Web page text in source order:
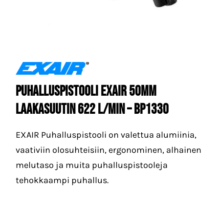
Puhalluspistooli EXAIR 50mm
laakasuutin 622 l/min – BP1330
EXAIR Puhalluspistooli on valettua alumiinia,
vaativiin olosuhteisiin, ergonominen, alhainen
melutaso ja muita puhalluspistooleja
tehokkaampi puhallus.